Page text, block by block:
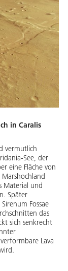
in Caralis
vermutlich
See, der
eine Fläche von
Material und
Später
Fossae
das
sich senkrecht
Lava